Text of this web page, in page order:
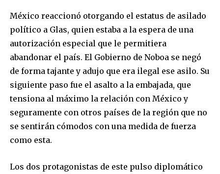
México reaccionó otorgando el estatus de asilado
político a Glas, quien estaba a la espera de una
autorización especial que le permitiera
abandonar el país. El Gobierno de Noboa se negó
de forma tajante y adujo que era ilegal ese asilo. Su
siguiente paso fue el asalto a la embajada, que
tensiona al máximo la relación con México y
seguramente con otros países de la región que no
se sentirán cómodos con una medida de fuerza
como esta.
Los dos protagonistas de este pulso diplomático